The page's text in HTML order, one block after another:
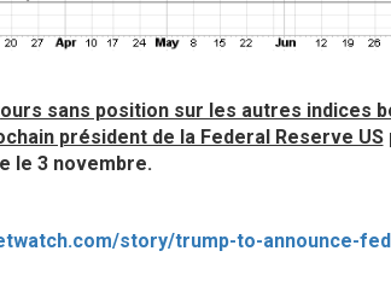
sans position sur les autres indices
président de la Federal Reserve US
le 3 novembre.